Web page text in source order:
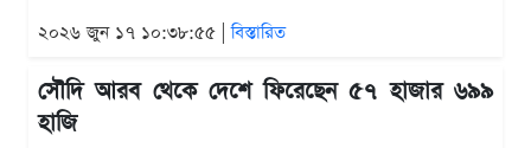
২০২৬ জুন ১৭ ১০:৩৮:৫৫ |বিস্তারিত
সৌদি আরব থেকে দেশে ফিরেছেন ৫৭ হাজার ৬৯৯
হাজি